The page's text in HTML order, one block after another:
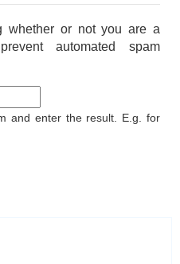
whether or not you are a
automated spam
and enter the result. E.g. for